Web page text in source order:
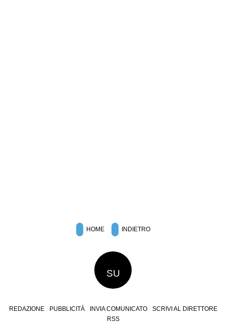
HOME INDIETRO
SU
REDAZIONE PUBBLICITÀ INVIA COMUNICATO
SCRIVI AL DIRETTORE
RSS